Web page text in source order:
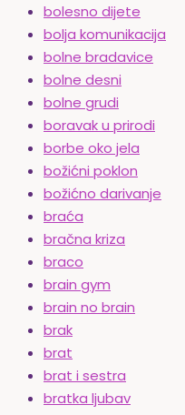
bolesno dijete
bolja komunikacija
bolne bradavice
bolne desni
bolne grudi
boravak u prirodi
borbe oko jela
božićni poklon
božićno darivanje
braća
bračna kriza
braco
brain gym
brain no brain
brak
brat
brat i sestra
bratka ljubav